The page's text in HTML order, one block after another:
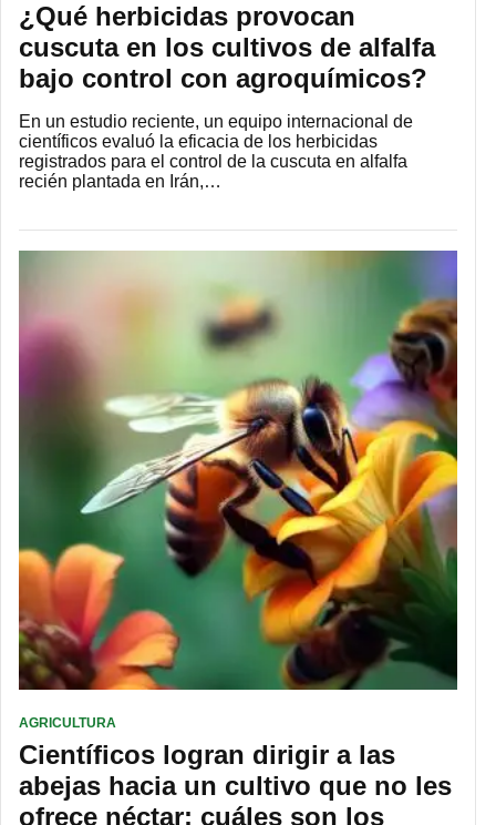
¿Qué herbicidas provocan
cuscuta en los cultivos de alfalfa
bajo control con agroquímicos?
En un estudio reciente, un equipo internacional de
científicos evaluó la eficacia de los herbicidas
registrados para el control de la cuscuta en alfalfa
recién plantada en Irán,…
AGRICULTURA
Científicos logran dirigir a las
abejas hacia un cultivo que no les
ofrece néctar: cuáles son los